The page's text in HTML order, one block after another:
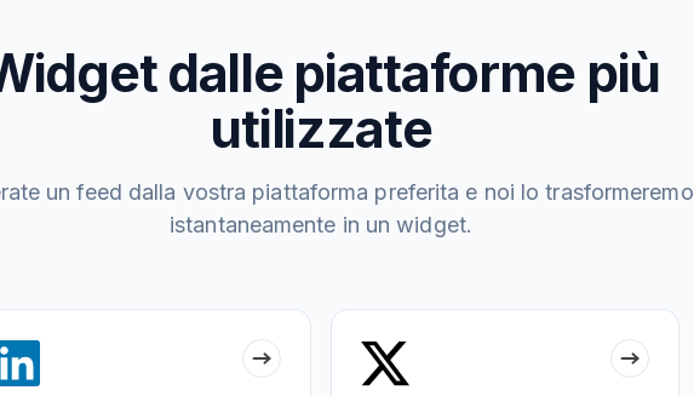
dalle piattaforme più
utilizzate
un feed dalla vostra piattaforma preferita e noi lo trasformeremo
istantaneamente in un widget.